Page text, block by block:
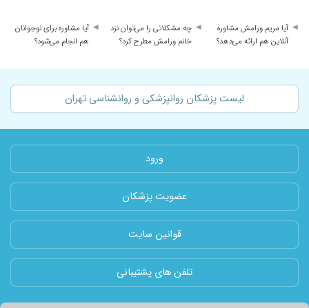
آیا مریم ورامش مشاوره
آنلاین هم ارائه می‌دهد؟
چه مشکلاتی را می‌توان نزد
خانم ورامش مطرح کرد؟
آیا مشاوره برای نوجوانان
هم انجام می‌شود؟
لیست پزشکان روانپزشکی و روانشناسی تهران
ورود
عضویت پزشکان
قوانین سایت
تلفن های پشتیبانی